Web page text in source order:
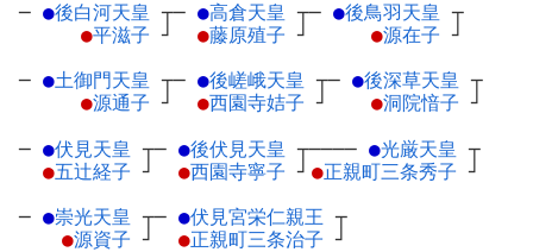
─ ●後白河天皇 ┬
●平滋子 ┘
─ ●高倉天皇 ┬
●藤原殖子 ┘
─ ●後鳥羽天皇 ┬
●源在子 ┘
─ ●土御門天皇 ┬
●源通子 ┘
─ ●後嵯峨天皇 ┬
●西園寺姞子 ┘
─ ●後深草天皇 ┬
●洞院愔子 ┘
─ ●伏見天皇 ┬
●五辻経子 ┘
─ ●後伏見天皇 ┬
●西園寺寧子 ┘
──── ●光厳天皇 ┬
●正親町三条秀子 ┘
─ ●崇光天皇 ┬
●源資子 ┘
─ ●伏見宮栄仁親王 ┬
●正親町三条治子 ┘